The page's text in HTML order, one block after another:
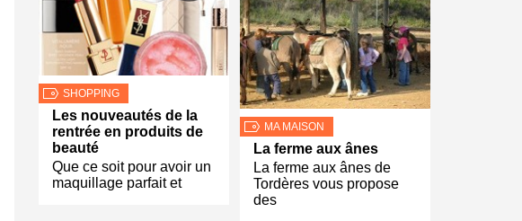
SHOPPING
Les nouveautés de la
rentrée en produits de
beauté
Que ce soit pour avoir un
maquillage parfait et
MA MAISON
La ferme aux ânes
La ferme aux ânes de
Tordères vous propose
des